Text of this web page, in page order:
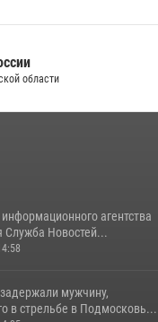
области
агентства
Служба Новостей...
мужчину,
в стрельбе в Подмосковь...